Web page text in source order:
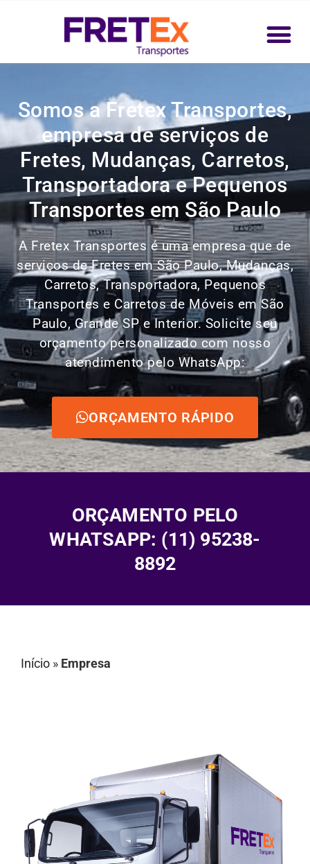
Somos a Fretex Transportes,
empresa de serviços de
Fretes, Mudanças, Carretos,
Transportadora e Pequenos
Transportes em São Paulo
A Fretex Transportes é uma empresa que de
serviços de Fretes em São Paulo, Mudanças,
Carretos, Transportadora, Pequenos
Transportes e Carretos de Móveis em São
Paulo, Grande SP e Interior. Solicite seu
orçamento personalizado com nosso
atendimento pelo WhatsApp:
ORÇAMENTO RÁPIDO
ORÇAMENTO PELO
WHATSAPP: (11) 95238-
8892
Início » Empresa